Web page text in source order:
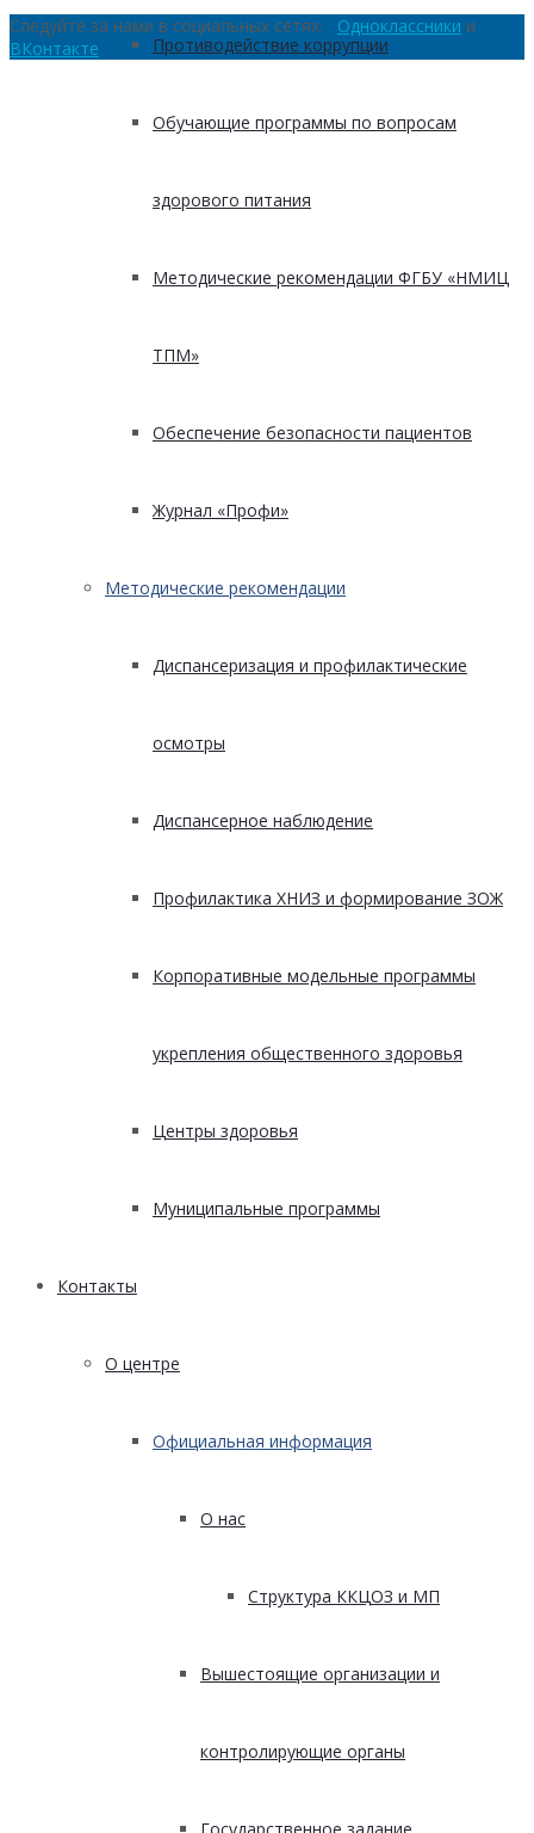
Противодействие коррупции
Обучающие программы по вопросам
здорового питания
Методические рекомендации ФГБУ «НМИЦ
ТПМ»
Обеспечение безопасности пациентов
Журнал «Профи»
Методические рекомендации
Диспансеризация и профилактические
осмотры
Диспансерное наблюдение
Профилактика ХНИЗ и формирование ЗОЖ
Корпоративные модельные программы
укрепления общественного здоровья
Центры здоровья
Муниципальные программы
Контакты
О центре
Официальная информация
О нас
Структура ККЦОЗ и МП
Вышестоящие организации и
контролирующие органы
Следуйте за нами в социальных сетях: Одноклассники и
ВКонтакте